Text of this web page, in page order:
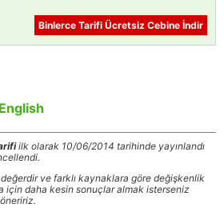
Binlerce Tarifi Ücretsiz Cebine İndir
ilk olarak 10/06/2014 tarihinde yayınlandı
ve farklı kaynaklara göre değişkenlik
için daha kesin sonuçlar almak isterseniz